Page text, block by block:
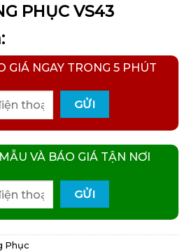
PHỤC VS43
GIÁ NGAY TRONG 5 PHÚT
VÀ BÁO GIÁ TẬN NƠI
Phục